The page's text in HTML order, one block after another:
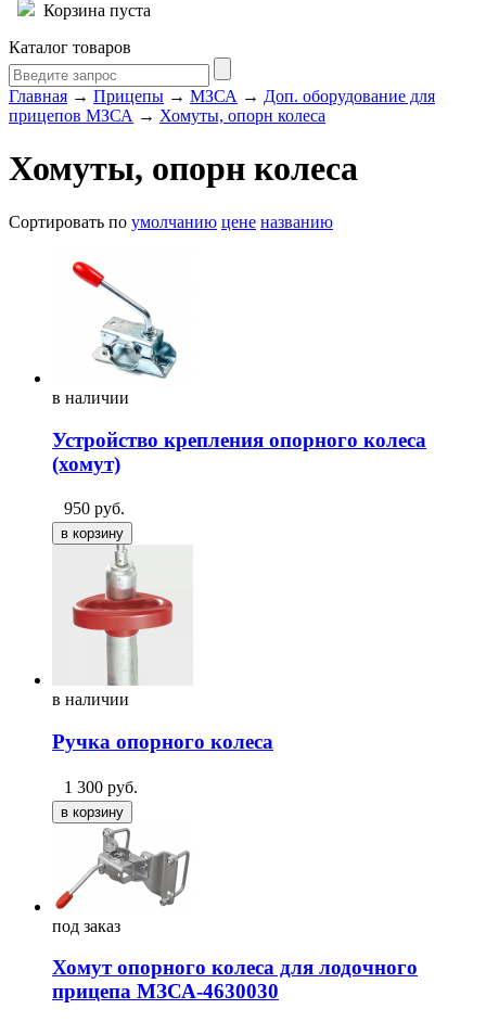
Корзина пуста
Каталог товаров
Главная → Прицепы → МЗСА → Доп. оборудование для
прицепов МЗСА → Хомуты, опорн колеса
Хомуты, опорн колеса
Сортировать по умолчанию цене названию
в наличии
Устройство крепления опорного колеса
(хомут)
950 руб.
в наличии
Ручка опорного колеса
1 300 руб.
под заказ
Хомут опорного колеса для лодочного
прицепа МЗСА-4630030